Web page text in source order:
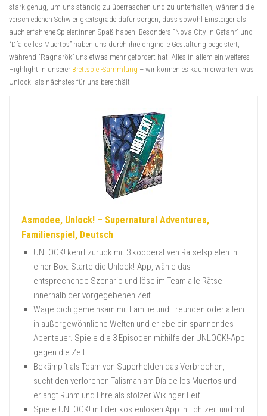
stark genug, um uns ständig zu überraschen und zu unterhalten, während die
verschiedenen Schwierigkeitsgrade dafür sorgen, dass sowohl Einsteiger als
auch erfahrene Spieler:innen Spaß haben. Besonders “Nova City in Gefahr” und
“Día de los Muertos” haben uns durch ihre originelle Gestaltung begeistert,
während “Ragnarök” uns etwas mehr gefordert hat. Alles in allem ein weiteres
Highlight in unserer Brettspiel-Sammlung – wir können es kaum erwarten, was
Unlock! als nächstes für uns bereithält!
Asmodee, Unlock! – Supernatural Adventures,
Familienspiel, Deutsch
UNLOCK! kehrt zurück mit 3 kooperativen Rätselspielen in
einer Box. Starte die Unlock!-App, wähle das
entsprechende Szenario und löse im Team alle Rätsel
innerhalb der vorgegebenen Zeit
Wage dich gemeinsam mit Familie und Freunden oder allein
in außergewöhnliche Welten und erlebe ein spannendes
Abenteuer. Spiele die 3 Episoden mithilfe der UNLOCK!-App
gegen die Zeit
Bekämpft als Team von Superhelden das Verbrechen,
sucht den verlorenen Talisman am Día de los Muertos und
erlangt Ruhm und Ehre als stolzer Wikinger Leif
Spiele UNLOCK! mit der kostenlosen App in Echtzeit und mit